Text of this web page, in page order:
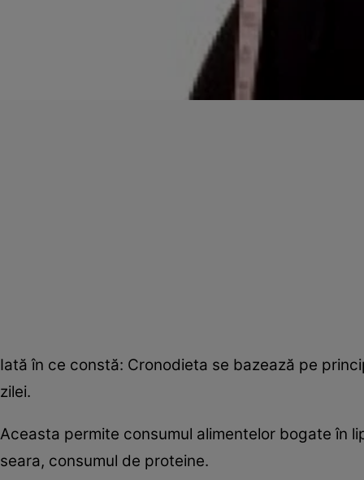
Iată în ce constă: Cronodieta se bazează pe
zilei.
Aceasta permite consumul alimentelor bogate în
seara, consumul de proteine.